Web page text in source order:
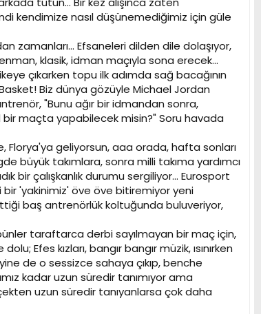
kendimize nasıl düşünemediğimiz için güle
zamanları... Efsaneleri dilden dile dolaşıyor,
klasik, idman maçıyla sona erecek...
çıkarken topu ilk adımda sağ bacağının
Biz dünya gözüyle Michael Jordan
"Bunu ağır bir idmandan sonra,
bir maçta yapabilecek misin?" Soru havada
Florya'ya geliyorsun, aaa orada, hafta sonları
büyük takımlara, sonra milli takıma yardımcı
bir çalışkanlık durumu sergiliyor... Eurosport
'yakinimiz' öve öve bitiremiyor yeni
baş antrenörlük koltuğunda buluveriyor,
taraftarca derbi sayılmayan bir maç için,
Efes kızları, bangır bangır müzik, ısınırken
de o sessizce sahaya çıkıp, benche
kadar uzun süredir tanımıyor ama
uzun süredir tanıyanlarsa çok daha